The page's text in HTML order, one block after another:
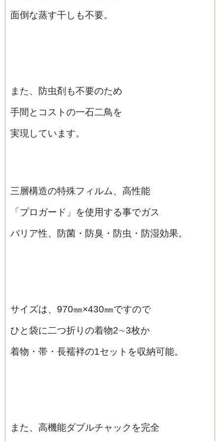
面倒な蒸す干しも不要。
また、防虫剤も不要のため
手間とコストの一石二鳥を
実現しています。
三層構造の特殊フィルム、高性能
「プロガード」を使用する事でガス
バリア性、防菌・防臭・防虫・防湿効果。
サイズは、970㎜×430㎜ですので
ひと袋に二つ折りの着物2∼3枚か
着物・帯・長襦袢の1セットを収納可能。
また、高機能ダブルチャックを完全